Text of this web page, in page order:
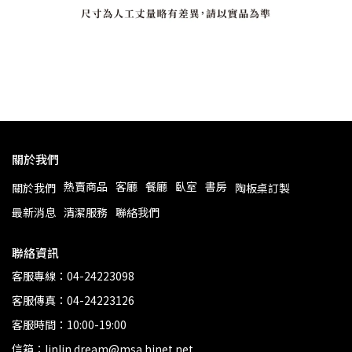
關於我們
關於我們 熱賣商品 客廳 餐廳 臥室 書房 陶板桌訂製
最新消息 清潔服務 聯絡我們
聯絡資訊
客服專線：04-24223098
客服傳真：04-24223126
客服時間：10:00-19:00
信箱：linlin.dream@msa.hinet.net